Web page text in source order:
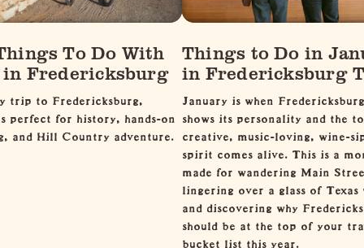
To Do With
Fredericksburg
trip to Fredericksburg,
perfect for history, hands-on
and Hill Country adventure.
Things to Do in
in Fredericksburg
January is when
shows its personality and the
creative, music-loving, wine-
spirit comes alive. This is a
made for wandering Main
lingering over a glass of Texas
and discovering why
should be at the top of your
bucket list this year.